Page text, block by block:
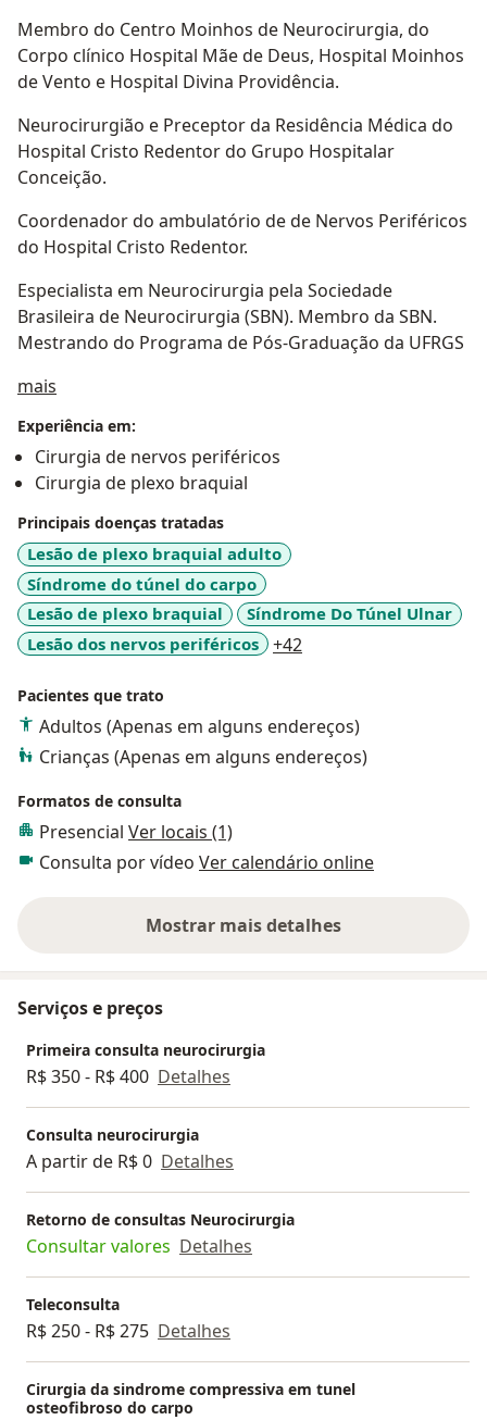
Membro do Centro Moinhos de Neurocirurgia, do
Corpo clínico Hospital Mãe de Deus, Hospital Moinhos
de Vento e Hospital Divina Providência.
Neurocirurgião e Preceptor da Residência Médica do
Hospital Cristo Redentor do Grupo Hospitalar
Conceição.
Coordenador do ambulatório de de Nervos Periféricos
do Hospital Cristo Redentor.
Especialista em Neurocirurgia pela Sociedade
Brasileira de Neurocirurgia (SBN). Membro da SBN.
Mestrando do Programa de Pós-Graduação da UFRGS
mais
Experiência em:
Cirurgia de nervos periféricos
Cirurgia de plexo braquial
Principais doenças tratadas
Lesão de plexo braquial adulto
Síndrome do túnel do carpo
Lesão de plexo braquial
Síndrome Do Túnel Ulnar
Lesão dos nervos periféricos
+42
Pacientes que trato
Adultos (Apenas em alguns endereços)
Crianças (Apenas em alguns endereços)
Formatos de consulta
Presencial Ver locais (1)
Consulta por vídeo Ver calendário online
Mostrar mais detalhes
sobre a experiência
Serviços e preços
Primeira consulta neurocirurgia
R$ 350 - R$ 400 Detalhes
Consulta neurocirurgia
A partir de R$ 0 Detalhes
Retorno de consultas Neurocirurgia
Consultar valores Detalhes
Teleconsulta
R$ 250 - R$ 275 Detalhes
Cirurgia da sindrome compressiva em tunel
osteofibroso do carpo